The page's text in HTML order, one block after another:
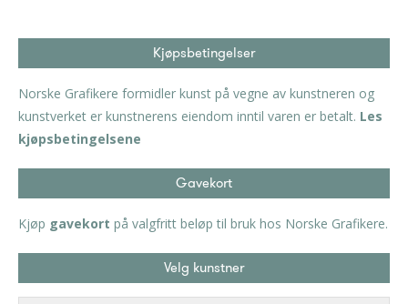
Kjøpsbetingelser
Norske Grafikere formidler kunst på vegne av kunstneren og
kunstverket er kunstnerens eiendom inntil varen er betalt. Les
kjøpsbetingelsene
Gavekort
Kjøp gavekort på valgfritt beløp til bruk hos Norske Grafikere.
Velg kunstner